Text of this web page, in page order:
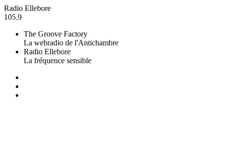
Radio Ellebore
105.9
The Groove Factory
La webradio de l'Antichambre
Radio Ellebore
La fréquence sensible